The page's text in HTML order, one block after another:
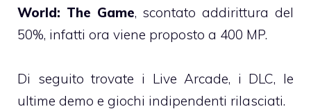
World: The Game, scontato addirittura del
50%, infatti ora viene proposto a 400 MP.
Di seguito trovate i Live Arcade, i DLC, le
ultime demo e giochi indipendenti rilasciati.